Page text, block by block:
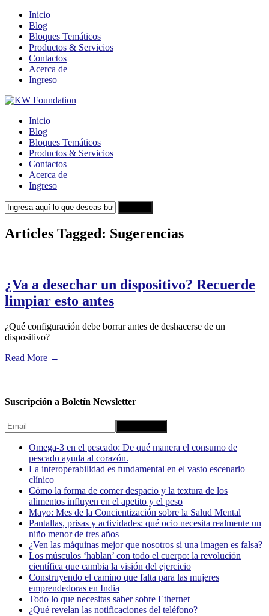
Inicio
Blog
Bloques Temáticos
Productos & Servicios
Contactos
Acerca de
Ingreso
Inicio
Blog
Bloques Temáticos
Productos & Servicios
Contactos
Acerca de
Ingreso
Articles Tagged: Sugerencias
¿Va a desechar un dispositivo? Recuerde
limpiar esto antes
¿Qué configuración debe borrar antes de deshacerse de un
dispositivo?
Read More →
Suscripción a Boletín Newsletter
Omega-3 en el pescado: De qué manera el consumo de
pescado ayuda al corazón.
La interoperabilidad es fundamental en el vasto escenario
clínico
Cómo la forma de comer despacio y la textura de los
alimentos influyen en el apetito y el peso
Mayo: Mes de la Concientización sobre la Salud Mental
Pantallas, prisas y actividades: qué ocio necesita realmente un
niño menor de tres años
¿Ven las máquinas mejor que nosotros si una imagen es falsa?
Los músculos ‘hablan’ con todo el cuerpo: la revolución
científica que cambia la visión del ejercicio
Construyendo el camino que falta para las mujeres
emprendedoras en India
Todo lo que necesitas saber sobre Ethernet
¿Qué revelan las notificaciones del teléfono?